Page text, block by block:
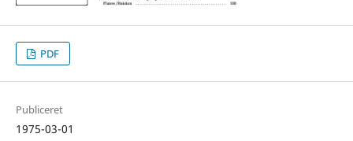
PDF
Publiceret
1975-03-01